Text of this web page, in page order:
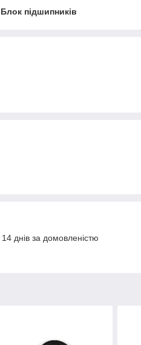
Блок підшипників
днів за домовленістю